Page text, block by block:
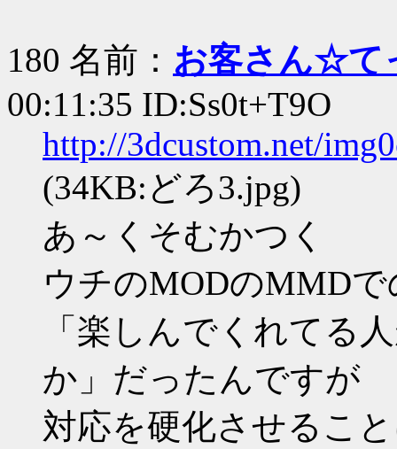
180 名前： お客さん☆て
00:11:35 ID:Ss0t+T9O
http://3dcustom.net/
(34KB:どろ3.jpg)
あ～くそむかつく
ウチのMODのMMD
「楽しんでくれてる
か」だったんですが
対応を硬化させるこ